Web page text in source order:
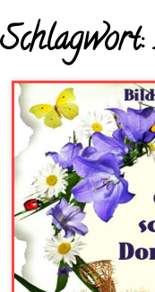
Startseite
Neue Bilder
Schlagwort: